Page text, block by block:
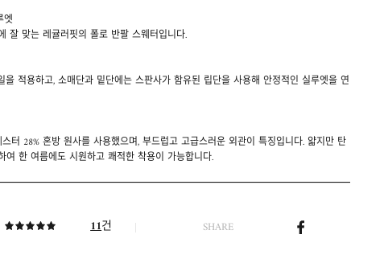
엣
잘 맞는 레귤러핏의 폴로 반팔 스웨터입니다.
을 적용하고, 소매단과 밑단에는 스판사가 함유된 립단을 사용해 안정적인 실루엣을 연
터 28% 혼방 원사를 사용했으며, 부드럽고 고급스러운 외관이 특징입니다. 얇지만 탄
여 한 여름에도 시원하고 쾌적한 착용이 가능합니다.
11건 SHARE